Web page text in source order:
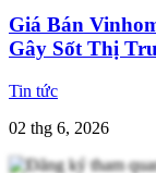
Giá Bán
Gây Sốt Thị
Tin tức
02 thg 6, 2026